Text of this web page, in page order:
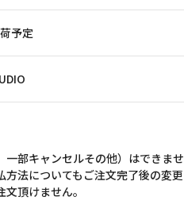
予定
部キャンセルその他）はできませ
法についてもご注文完了後の変更
頂けません。